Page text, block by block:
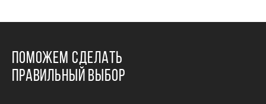
ПОМОЖЕМ СДЕЛАТЬ
ПРАВИЛЬНЫЙ ВЫБОР